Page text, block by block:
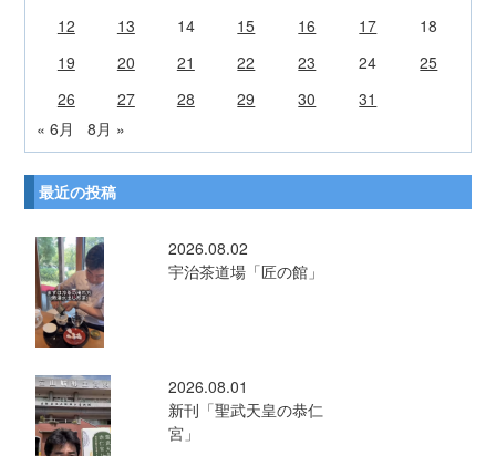
12
13 14 15 16 17
18
19
20 21 22 23 24
25
26
27 28 29 30
31
« 6月
8月 »
最近の投稿
2026.08.02
宇治茶道場「匠の館」
2026.08.01
新刊「聖武天皇の恭仁
宮」